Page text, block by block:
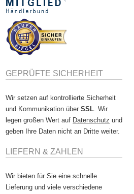
GEPRÜFTE SICHERHEIT
Wir setzen auf kontrollierte Sicherheit
und Kommunikation überSSL. Wir
legen großen Wert auf Datenschutz und
geben Ihre Daten nicht an Dritte weiter.
LIEFERN & ZAHLEN
Wir bieten für Sie eine schnelle
Lieferung und viele verschiedene